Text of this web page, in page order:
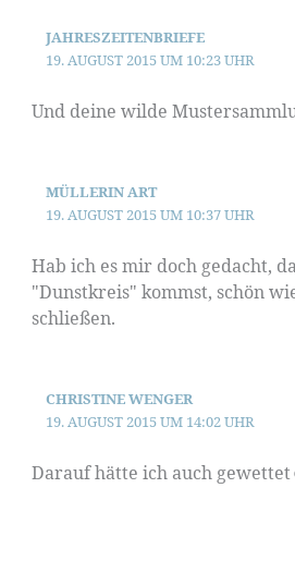
JAHRESZEITENBRIEFE
19. AUGUST 2015 UM 10:23 UHR
Und deine wilde
MÜLLERIN ART
19. AUGUST 2015 UM 10:37 UHR
Hab ich es mir doch gedacht,
"Dunstkreis" kommst, schön
schließen.
CHRISTINE WENGER
19. AUGUST 2015 UM 14:02 UHR
Darauf hätte ich auch